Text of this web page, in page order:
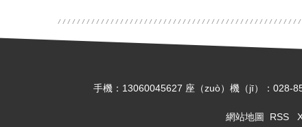
手機：13060045627 座（zuò）機（jī）：028-
網站地圖 RSS